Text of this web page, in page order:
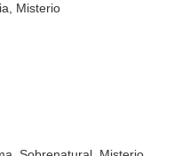
Misterio